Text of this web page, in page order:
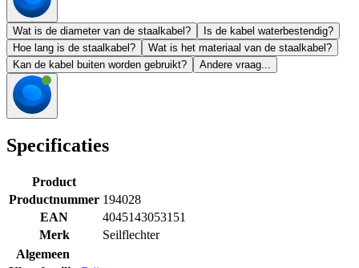
Wat is de diameter van de staalkabel?
Is de kabel waterbestendig?
Hoe lang is de staalkabel?
Wat is het materiaal van de staalkabel?
Kan de kabel buiten worden gebruikt?
Andere vraag...
Specificaties
Product
Productnummer 194028
EAN
4045143053151
Merk
Seilflechter
Algemeen